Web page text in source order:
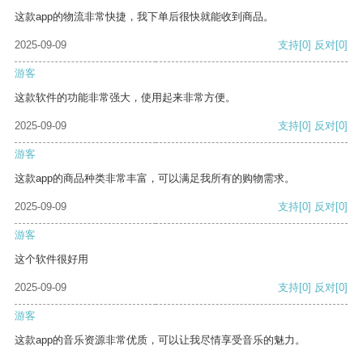
这款app的物流非常快捷，我下单后很快就能收到商品。
2025-09-09 支持[0] 反对[0]
游客
这款软件的功能非常强大，使用起来非常方便。
2025-09-09 支持[0] 反对[0]
游客
这款app的商品种类非常丰富，可以满足我所有的购物需求。
2025-09-09 支持[0] 反对[0]
游客
这个软件很好用
2025-09-09 支持[0] 反对[0]
游客
这款app的音乐资源非常优质，可以让我尽情享受音乐的魅力。